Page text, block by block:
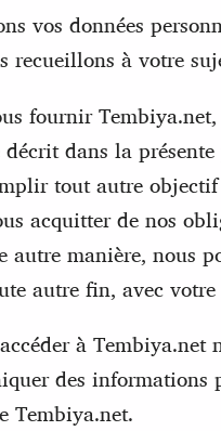
vos données
recueillons à votre
fournir Tembiya.net,
dans la
tout autre objectif
acquitter de nos
manière, nous
autre fin, avec votre
à
des
Tembiya.net.